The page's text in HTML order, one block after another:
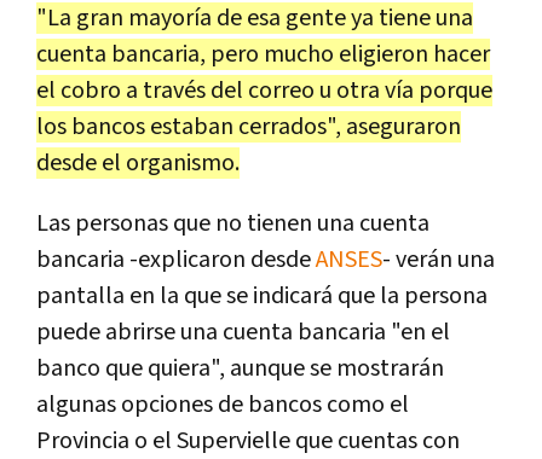
"La gran mayoría de esa gente ya tiene una
cuenta bancaria, pero mucho eligieron hacer
el cobro a través del correo u otra vía porque
los bancos estaban cerrados", aseguraron
desde el organismo.
Las personas que no tienen una cuenta
bancaria -explicaron desdeANSES- verán una
pantalla en la que se indicará que la persona
puede abrirse una cuenta bancaria "en el
banco que quiera", aunque se mostrarán
algunas opciones de bancos como el
Provincia o el Supervielle que cuentas con